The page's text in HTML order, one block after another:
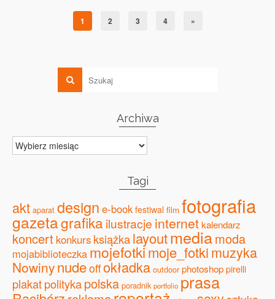
1 2 3 4 »
Archiwa
Archiwa
Tagi
akt aparat design e-book festiwal film fotografia
gazetagrafikailustracje internetkalendarz
koncert konkurs książkalayoutmediamoda
mojabiblioteczka mojefotkimoje_fotkimuzyka
Nowinynudeoffokładka outdoor photoshoppirelli
plakatpolitykapolska poradnik portfolio prasa